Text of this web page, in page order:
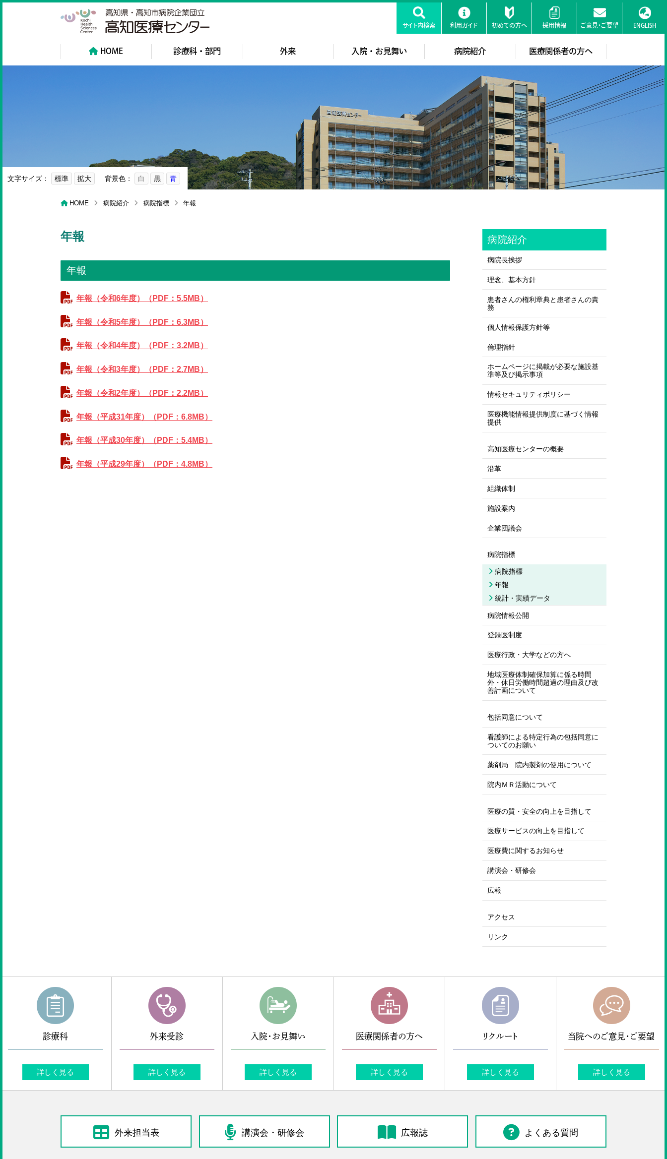
サイト内検索 利用ガイド 初めての方へ 採用情報 ご意見・ご要望 ENGLISH
HOME 診療科・部門 外来 入院・お見舞い 病院紹介 医療関係者の方へ
文字サイズ： 標準 拡大 背景色： 白 黒 青
HOME 病院紹介 病院指標 年報
年報
年報
年報（令和6年度）（PDF：5.5MB）
年報（令和5年度）（PDF：6.3MB）
年報（令和4年度）（PDF：3.2MB）
年報（令和3年度）（PDF：2.7MB）
年報（令和2年度）（PDF：2.2MB）
年報（平成31年度）（PDF：6.8MB）
年報（平成30年度）（PDF：5.4MB）
年報（平成29年度）（PDF：4.8MB）
病院紹介
病院長挨拶
理念、基本方針
患者さんの権利章典と患者さんの責
務
個人情報保護方針等
倫理指針
ホームページに掲載が必要な施設基
準等及び掲示事項
情報セキュリティポリシー
医療機能情報提供制度に基づく情報
提供
高知医療センターの概要
沿革
組織体制
施設案内
企業団議会
病院指標
病院指標
年報
統計・実績データ
病院情報公開
登録医制度
医療行政・大学などの方へ
地域医療体制確保加算に係る時間
外・休日労働時間超過の理由及び改
善計画について
包括同意について
看護師による特定行為の包括同意に
ついてのお願い
薬剤局 院内製剤の使用について
院内ＭＲ活動について
医療の質・安全の向上を目指して
医療サービスの向上を目指して
医療費に関するお知らせ
講演会・研修会
広報
アクセス
リンク
診療科
詳しく見る
外来受診
詳しく見る
入院・お見舞い
詳しく見る
医療関係者の方へ
詳しく見る
リクルート
詳しく見る
当院へのご意見・ご要望
詳しく見る
外来担当表 講演会・研修会 広報誌 よくある質問